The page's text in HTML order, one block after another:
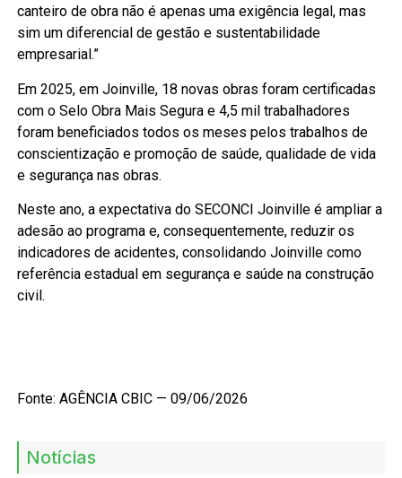
canteiro de obra não é apenas uma exigência legal, mas
sim um diferencial de gestão e sustentabilidade
empresarial.”
Em 2025, em Joinville, 18 novas obras foram certificadas
com o Selo Obra Mais Segura e 4,5 mil trabalhadores
foram beneficiados todos os meses pelos trabalhos de
conscientização e promoção de saúde, qualidade de vida
e segurança nas obras.
Neste ano, a expectativa do SECONCI Joinville é ampliar a
adesão ao programa e, consequentemente, reduzir os
indicadores de acidentes, consolidando Joinville como
referência estadual em segurança e saúde na construção
civil.
Fonte: AGÊNCIA CBIC — 09/06/2026
Notícias